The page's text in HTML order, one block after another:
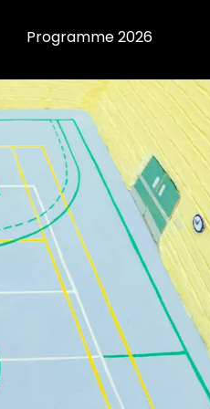
Programme 2026